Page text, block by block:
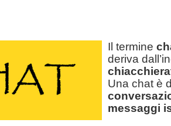
Il termine
deriva
Una chat è
messaggi